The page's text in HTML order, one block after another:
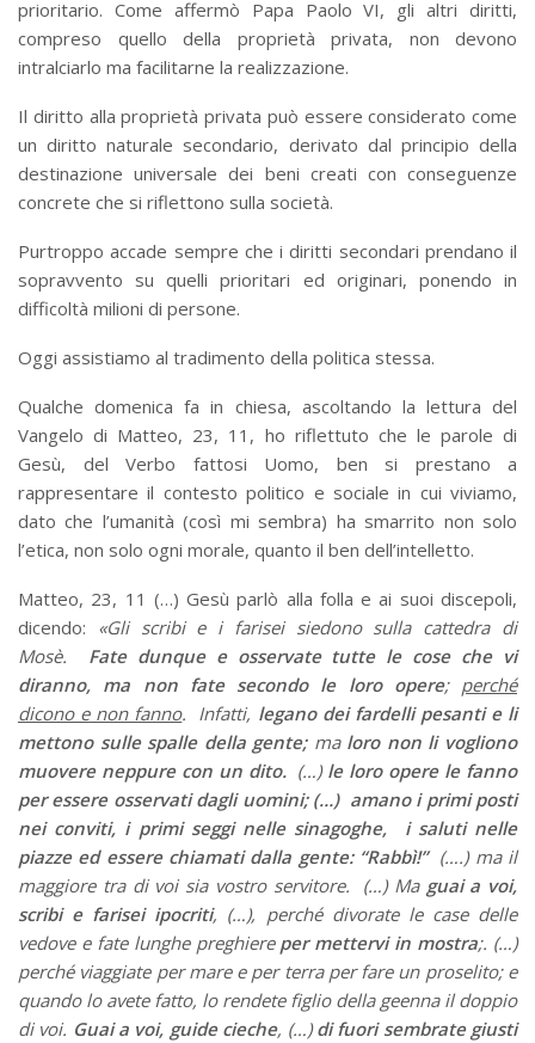
prioritario. Come affermò Papa Paolo VI, gli altri diritti,
compreso quello della proprietà privata, non devono
intralciarlo ma facilitarne la realizzazione.
Il diritto alla proprietà privata può essere considerato come
un diritto naturale secondario, derivato dal principio della
destinazione universale dei beni creati con conseguenze
concrete che si riflettono sulla società.
Purtroppo accade sempre che i diritti secondari prendano il
sopravvento su quelli prioritari ed originari, ponendo in
difficoltà milioni di persone.
Oggi assistiamo al tradimento della politica stessa.
Qualche domenica fa in chiesa, ascoltando la lettura del
Vangelo di Matteo, 23, 11, ho riflettuto che le parole di
Gesù, del Verbo fattosi Uomo, ben si prestano a
rappresentare il contesto politico e sociale in cui viviamo,
dato che l’umanità (così mi sembra) ha smarrito non solo
l’etica, non solo ogni morale, quanto il ben dell’intelletto.
Matteo, 23, 11 (…) Gesù parlò alla folla e ai suoi discepoli,
dicendo: «Gli scribi e i farisei siedono sulla cattedra di
Mosè. Fate dunque e osservate tutte le cose che vi
diranno, ma non fate secondo le loro opere; perché
dicono e non fanno. Infatti, legano dei fardelli pesanti e li
mettono sulle spalle della gente;ma loro non li vogliono
muovere neppure con un dito.(…) le loro opere le fanno
per essere osservati dagli uomini; (…) amano i primi posti
nei conviti, i primi seggi nelle sinagoghe, i saluti nelle
piazze ed essere chiamati dalla gente: “Rabbì!” (….) ma il
maggiore tra di voi sia vostro servitore. (…)Ma guai a voi,
scribi e farisei ipocriti, (…), perché divorate le case delle
vedove e fate lunghe preghiere per mettervi in mostra;. (…)
perché viaggiate per mare e per terra per fare un proselito; e
quando lo avete fatto, lo rendete figlio della geenna il doppio
di voi. Guai a voi, guide cieche, (…)di fuori sembrate giusti